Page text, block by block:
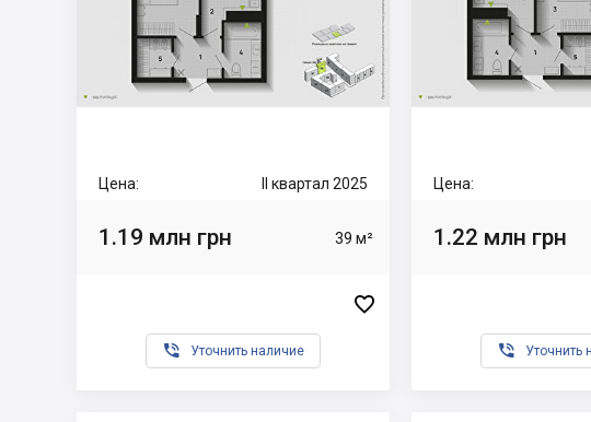
Цена: II квартал 2025
1.19 млн грн 39 м²

 Уточнить наличие
Цена:
1.22 млн грн
 Уточнить